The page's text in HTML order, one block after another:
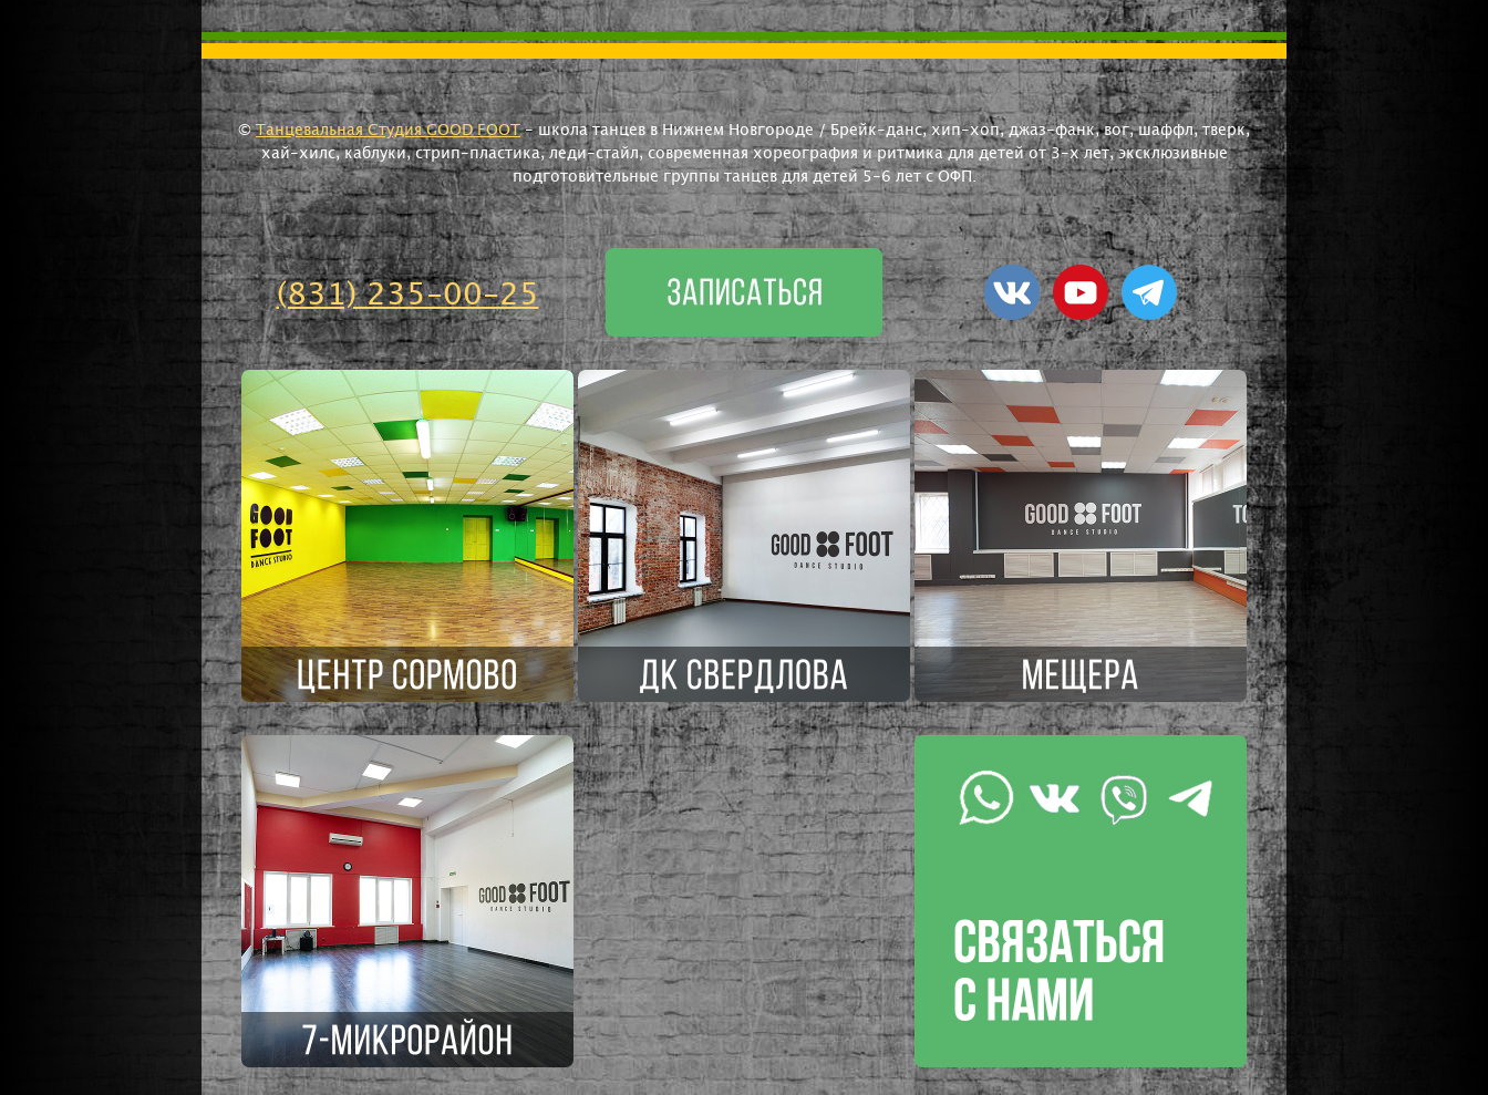
©Танцевальная Студия GOOD FOOT- школа танцев в Нижнем Новгороде / Брейк-данс, хип-хоп, джаз-фанк, вог, шаффл, тверк,
хай-хилс, каблуки, стрип-пластика, леди-стайл, современная хореография и ритмика для детей от 3-х лет, эксклюзивные
подготовительные группы танцев для детей 5-6 лет с ОФП.
(831) 235-00-25